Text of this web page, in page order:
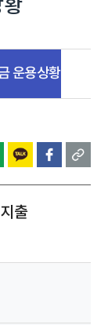
운용상황
출